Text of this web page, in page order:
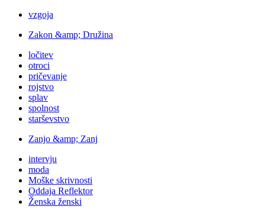
vzgoja
Zakon &amp; Družina
ločitev
otroci
pričevanje
rojstvo
splav
spolnost
starševstvo
Zanjo &amp; Zanj
intervju
moda
Moške skrivnosti
Oddaja Reflektor
Ženska ženski